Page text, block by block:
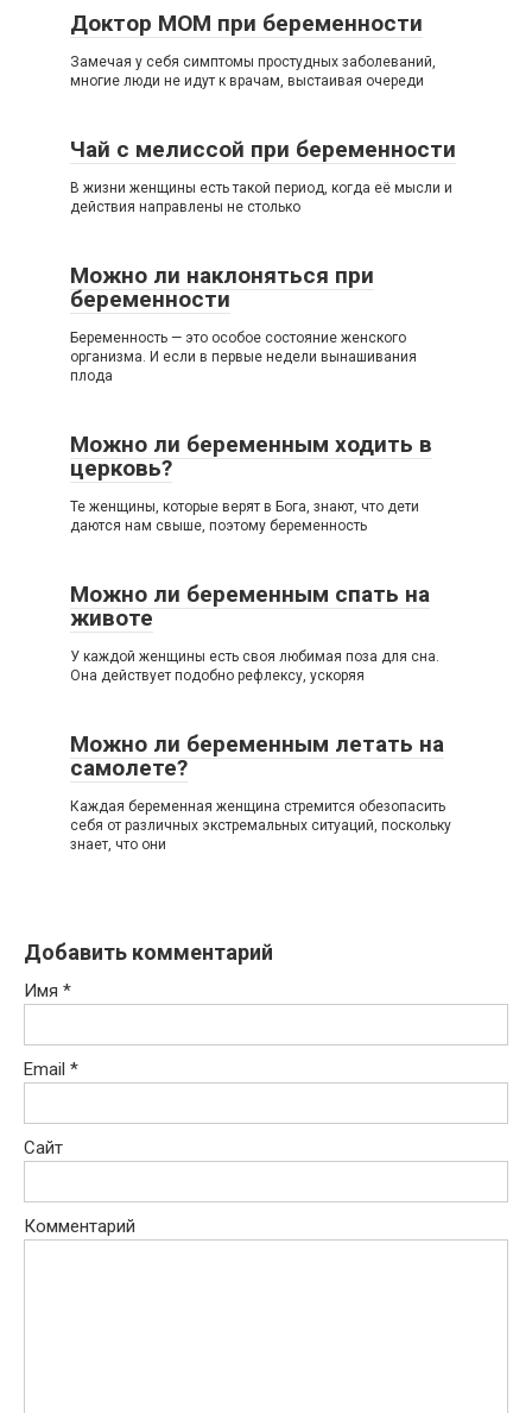
Доктор МОМ при беременности
Замечая у себя симптомы простудных заболеваний,
многие люди не идут к врачам, выстаивая очереди
Чай с мелиссой при беременности
В жизни женщины есть такой период, когда её мысли и
действия направлены не столько
Можно ли наклоняться при
беременности
Беременность — это особое состояние женского
организма. И если в первые недели вынашивания
плода
Можно ли беременным ходить в
церковь?
Те женщины, которые верят в Бога, знают, что дети
даются нам свыше, поэтому беременность
Можно ли беременным спать на
животе
У каждой женщины есть своя любимая поза для сна.
Она действует подобно рефлексу, ускоряя
Можно ли беременным летать на
самолете?
Каждая беременная женщина стремится обезопасить
себя от различных экстремальных ситуаций, поскольку
знает, что они
Добавить комментарий
Имя *
Email *
Сайт
Комментарий